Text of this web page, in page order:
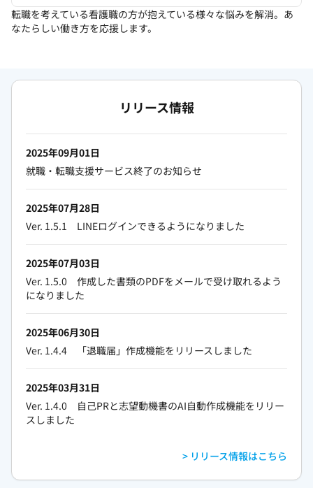
転職を考えている看護職の方が抱えている様々な悩みを解消。あ
なたらしい働き方を応援します。
リリース情報
2025年09月01日
就職・転職支援サービス終了のお知らせ
2025年07月28日
Ver. 1.5.1 LINEログインできるようになりました
2025年07月03日
Ver. 1.5.0 作成した書類のPDFをメールで受け取れるよう
になりました
2025年06月30日
Ver. 1.4.4 「退職届」作成機能をリリースしました
2025年03月31日
Ver. 1.4.0 自己PRと志望動機書のAI自動作成機能をリリー
スしました
> リリース情報はこちら